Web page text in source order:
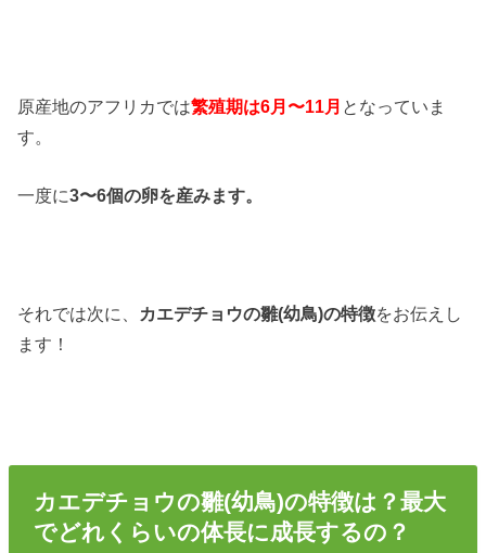
原産地のアフリカでは繁殖期は6月〜11月 となっていま
す。
一度に3〜6個の卵を産みます。
それでは次に、 カエデチョウの雛(幼鳥)の特徴をお伝えし
ます！
カエデチョウの雛(幼鳥)の特徴は？最大
でどれくらいの体長に成長するの？